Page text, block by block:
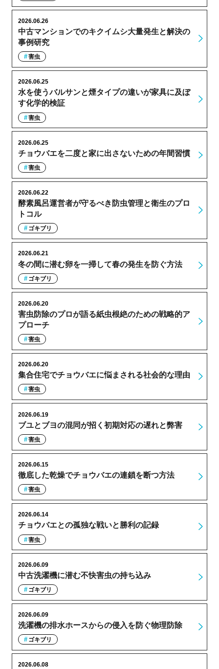
中古マンションでのキクイムシ大量発生と解決の
事例研究
2026.06.26
害虫
水を使うバルサンと煙タイプの違いが家具に及ぼ
す化学的検証
2026.06.25
害虫
チョウバエを二度と家に出さないための年間習慣
2026.06.25
害虫
酵素風呂運営者が守るべき防虫管理と衛生のプロ
トコル
2026.06.22
ゴキブリ
冬の間に潜む卵を一掃して春の発生を防ぐ方法
2026.06.21
ゴキブリ
害虫防除のプロが語る紙虫根絶のための戦略的ア
プローチ
2026.06.20
害虫
集合住宅でチョウバエに悩まされる社会的な理由
2026.06.20
害虫
ブユとブヨの混同が招く初期対応の遅れと弊害
2026.06.19
害虫
徹底した乾燥でチョウバエの連鎖を断つ方法
2026.06.15
害虫
チョウバエとの孤独な戦いと勝利の記録
2026.06.14
害虫
中古洗濯機に潜む不快害虫の持ち込み
2026.06.09
ゴキブリ
洗濯機の排水ホースからの侵入を防ぐ物理防除
2026.06.09
ゴキブリ
2026.06.08